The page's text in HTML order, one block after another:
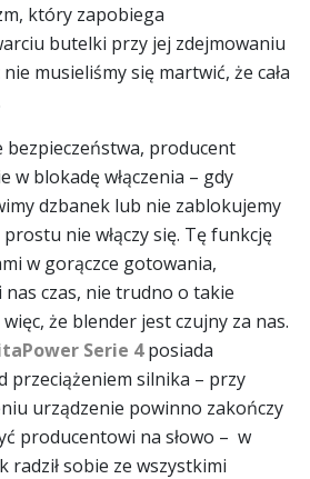
który zapobiega
butelki przy jej zdejmowaniu
musieliśmy się martwić, że cała
bezpieczeństwa, producent
w blokadę włączenia – gdy
dzbanek lub nie zablokujemy
nie włączy się. Tę funkcję
w gorączce gotowania,
czas, nie trudno o takie
że blender jest czujny za nas.
Serie 4posiada
przeciążeniem silnika – przy
urządzenie powinno zakończy
producentowi na słowo – w
radził sobie ze wszystkimi